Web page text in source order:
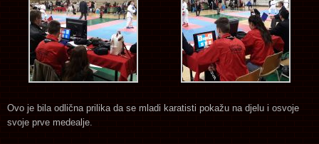
Ovo je bila odlična prilika da se mladi karatisti pokažu na djelu i osvoje
svoje prve medealje.